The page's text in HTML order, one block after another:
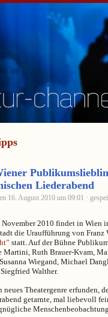
Liederabend
16. August 2010 um 09:01 ·
November 2010 findet in Wien
die Uraufführung von
statt. Auf der Bühne
Martini, Ruth Brauer-Kvam,
Wiegand, Michael
Walther.
Theatergenre erfunden,
getarnte, mal liebevoll